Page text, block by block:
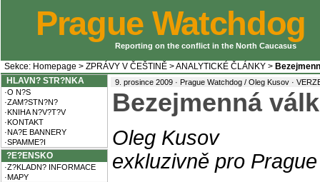
Prague Watchdog
Reporting on the conflict in the North Caucasus
Sekce: Homepage > ZPRÁVY V ČEŠTINĚ >ANALYTICKÉ ČLÁNKY >
HLAVN? STR?NKA
·O N?S
·ZAM?STN?N?
·KNIHA N?V?T?V
·KONTAKT
·NA?E BANNERY
·SPAMME?I
?E?ENSKO
·Z?KLADN? INFORMACE
·MAPY
9. prosince 2009 · Prague Watchdog / Oleg Kusov ·
Bezejmenná
Oleg Kusov
exkluzivně pro